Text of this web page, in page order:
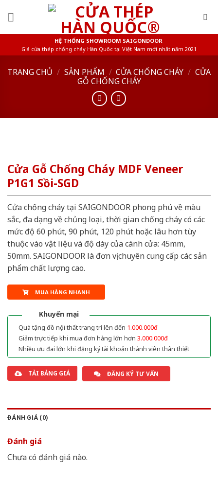
HỆ THỐNG SHOWROOM SAIGONDOOR
Giá cửa thép chống cháy Hàn Quốc tại Việt Nam mới nhất năm 2021
TRANG CHỦ / SẢN PHẨM / CỬA CHỐNG CHÁY / CỬA
GỖ CHỐNG CHÁY
Cửa Gỗ Chống Cháy MDF Veneer
P1G1 Sồi-SGD
Cửa chống cháy tại SAIGONDOOR phong phú về màu
sắc, đa dạng về chủng loại, thời gian chống cháy có các
mức độ 60 phút, 90 phút, 120 phút hoặc lâu hơn tùy
thuộc vào vật liệu và độ dày của cánh cửa: 45mm,
50mm. SAIGONDOOR là đơn vị chuyên cung cấp các sản
phẩm chất lượng cao.
MUA HÀNG NHANH
Khuyến mại
Quà tặng đồ nội thất trang trí lên đến 1.000.000đ
Giảm trực tiếp khi mua đơn hàng lớn hơn 3.000.000đ
Nhiều ưu đãi lớn khi đăng ký tài khoản thành viên thân thiết
TẢI BẢNG GIÁ ĐĂNG KÝ TƯ VẤN
ĐÁNH GIÁ (0)
Đánh giá
Chưa có đánh giá nào.